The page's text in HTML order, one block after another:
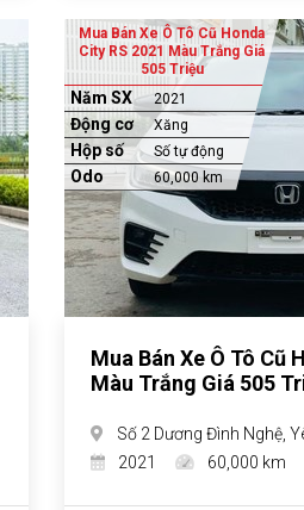
Mua Bán Xe Ô Tô Cũ Honda
City RS 2021 Màu Trắng Giá
505 Triệu
Năm SX 2021
Động cơ Xăng
Hộp số Số tự động
Odo 60,000 km
Mua Bán Xe Ô Tô Cũ
Màu Trắng Giá 505
Số 2 Dương Đình Nghệ,
2021
60,000 km